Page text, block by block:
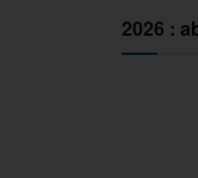
2026 :